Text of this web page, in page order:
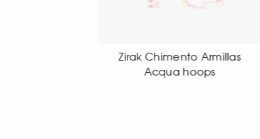
Zirak Chimento Armillas
Acqua pendant earrings